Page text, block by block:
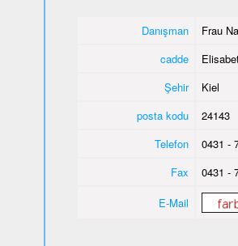
Danışman
Frau
cadde
Şehir
Kiel
posta kodu
24143
Telefon
0431 -
Fax
0431 -
E-Mail